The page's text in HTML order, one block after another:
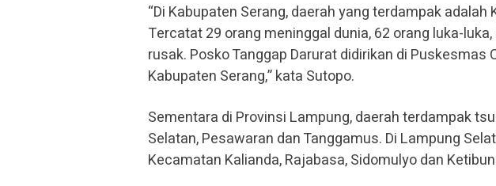
“Di Kabupaten Serang, daerah yang terdampak
Tercatat 29 orang meninggal dunia, 62 orang luka-
rusak. Posko Tanggap Darurat didirikan di Puskesmas
Kabupaten Serang,” kata Sutopo.
Sementara di Provinsi Lampung, daerah terdampak
Selatan, Pesawaran dan Tanggamus. Di Lampung
Kecamatan Kalianda, Rajabasa, Sidomulyo dan